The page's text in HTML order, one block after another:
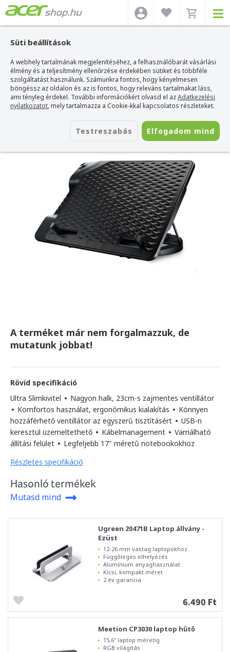
Süti beállítások
A webhely tartalmának megjelenítéséhez, a felhasználóbarát vásárlási
élmény és a teljesítmény ellenőrzése érdekében sütiket és többféle
szolgáltatást használunk. Számunkra fontos, hogy kényelmesen
böngéssz az oldalon és az is fontos, hogy releváns tartalmakat láss,
ami tényleg érdekel. További információkért olvasd el azAdatkezelési
nyilatkozatot, mely tartalmazza a Cookie-kkal kapcsolatos részleteket.
Testreszabás Elfogadom mind
Acer webshop>Kiegészítők>Laptop hűtőpad/állvány> Cooler Master
Laptop hűtőpad/állvány>Cooler Master NotePal Ergostand III notebook
hűtőpad 17
Cooler Master NotePal Ergostand III
notebook hűtőpad 17
R9-NBS-E32K-GP
A terméket már nem forgalmazzuk, de
mutatunk jobbat!
Rövid specifikáció
Ultra Slimkivitel • Nagyon halk, 23cm-s zajmentes ventillátor
• Komfortos használat, ergonómikus kialakítás • Könnyen
hozzáférhető ventillátor az egyszerű tisztításért • USB-n
keresztül üzemeltethető • Kábelmanagement • Varriálható
állítási felület • Legfeljebb 17" méretű notebookokhoz
Részletes specifikáció
Hasonló termékek
Mutasd mind
Ugreen 20471B Laptop állvány -
Ezüst
12-26 mm vastag laptopokhoz
Függőleges elhelyezés
Alumínium anyaghasználat
Kicsi, kompakt méret
2 év garancia
6.490 Ft
Meetion CP3030 laptop hűtő
15,6" laptop méretig
RGB világítás